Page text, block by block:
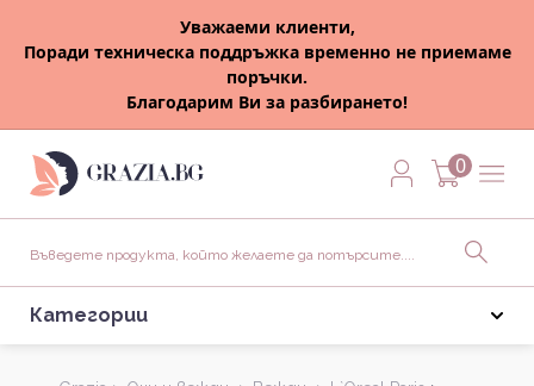
Уважаеми клиенти,
Поради техническа поддръжка временно не приемаме
поръчки.
Благодарим Ви за разбирането!
0
Категории